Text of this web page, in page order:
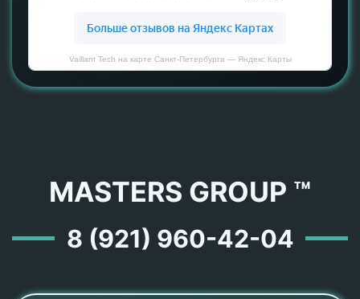
Vaillant Tech на карте Санкт‑Петербурга — Яндекс Карты
MASTERS GROUP ™
8 (921) 960-42-04